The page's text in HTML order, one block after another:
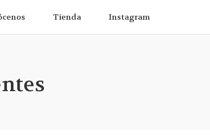
Tienda Instagram